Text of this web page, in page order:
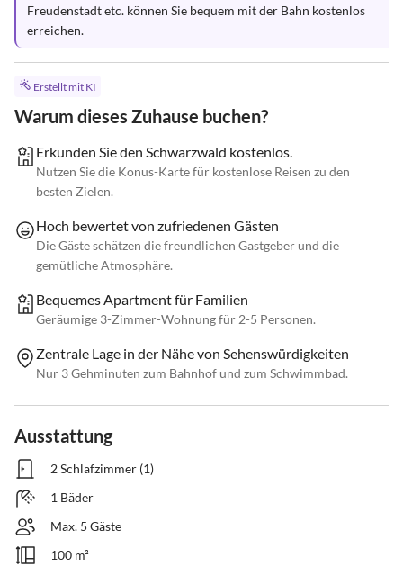
Freudenstadt etc. können Sie bequem mit der Bahn kostenlos
erreichen.
Erstellt mit KI
Warum dieses Zuhause buchen?
Erkunden Sie den Schwarzwald kostenlos.
Nutzen Sie die Konus-Karte für kostenlose Reisen zu den
besten Zielen.
Hoch bewertet von zufriedenen Gästen
Die Gäste schätzen die freundlichen Gastgeber und die
gemütliche Atmosphäre.
Bequemes Apartment für Familien
Geräumige 3-Zimmer-Wohnung für 2-5 Personen.
Zentrale Lage in der Nähe von Sehenswürdigkeiten
Nur 3 Gehminuten zum Bahnhof und zum Schwimmbad.
Ausstattung
2 Schlafzimmer (1)
1 Bäder
Max. 5 Gäste
100 m²